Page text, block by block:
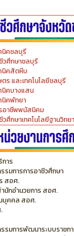
นิคชลบุรี
ศึกษาชลบุรี
นิคสัตหีบ
ร และเทคโนโลยีชลบุรี
คบางแสน
นิคพัทยา
อาชีพพนัสนิคม
วศึกษาเทคโนโลยีฐานวิทย
าร
มการการอาชีวศึกษา
สอศ.
นักอำนวยการ สอศ.
คคล สอศ.